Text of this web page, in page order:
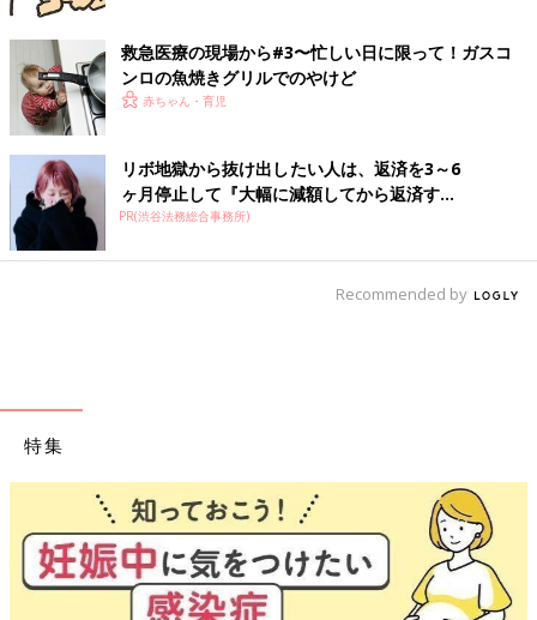
救急医療の現場から#3〜忙しい日に限って！ガスコ
ンロの魚焼きグリルでのやけど
赤ちゃん・育児
リボ地獄から抜け出したい人は、返済を3～6
ヶ月停止して『大幅に減額してから返済す...
PR(渋谷法務総合事務所)
Recommended by
特集